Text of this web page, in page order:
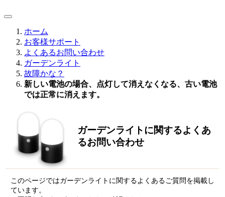
ホーム
お客様サポート
よくあるお問い合わせ
ガーデンライト
故障かな？
新しい電池の場合、点灯して消えなくなる、古い電池
では正常に消えます。
ガーデンライトに関するよくあ
るお問い合わせ
このページではガーデンライトに関するよくあるご質問を掲載し
ています。